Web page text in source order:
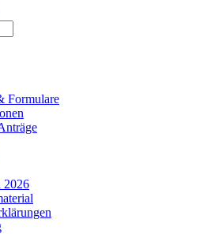
Formulare
2026